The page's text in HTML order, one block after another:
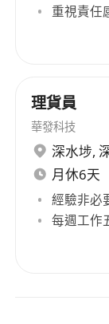
重視責任
理貨員
華發科技
深水埗,
月休6天
經驗非必
每週工作